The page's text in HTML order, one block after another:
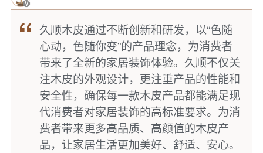
久顺木皮通过不断创新和研发，以“色随
心动，色随你变”的产品理念，为消费者
带来了全新的家居装饰体验。久顺不仅关
注木皮的外观设计，更注重产品的性能和
安全性，确保每一款木皮产品都能满足现
代消费者对家居装饰的高标准要求。为消
费者带来更多高品质、高颜值的木皮产
品，让家居生活更加美好、舒适、安心。